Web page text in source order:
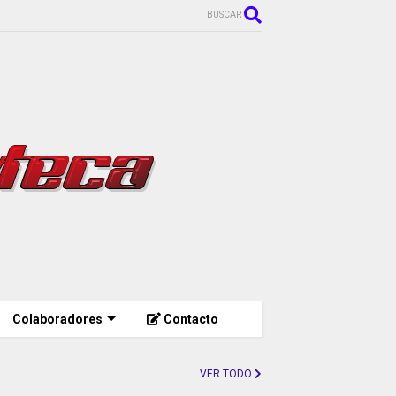
BUSCAR
Colaboradores Contacto
VER TODO